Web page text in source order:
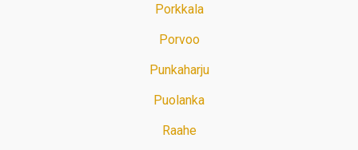
Porkkala
Porvoo
Punkaharju
Puolanka
Raahe